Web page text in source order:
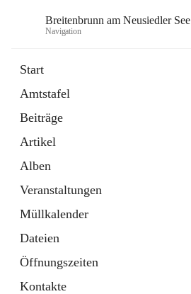
Breitenbrunn am Neusiedler See
Navigation
Start
Amtstafel
Beiträge
Artikel
Alben
Veranstaltungen
Müllkalender
Dateien
Öffnungszeiten
Kontakte
18 Schnellzugriffe
Gemeindeservice